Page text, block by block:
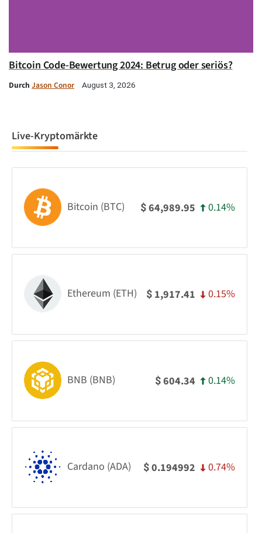
Bitcoin Code-Bewertung 2024: Betrug oder seriös?
Durch Jason Conor August 3, 2026
Live-Kryptomärkte
Bitcoin (BTC) $64,989.95 0.14%
Ethereum (ETH) $ 1,917.41 0.15%
BNB (BNB) $604.34 0.14%
Cardano (ADA) $0.194992 0.74%